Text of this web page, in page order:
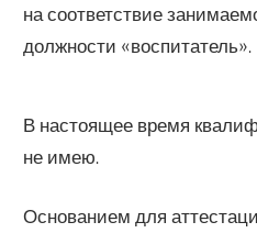
на соответствие
должности «воспитатель».
В настоящее время
не имею.
Основанием для